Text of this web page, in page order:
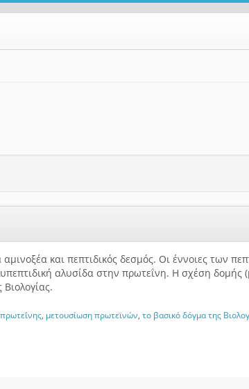
και πεπτιδικός δεσμός. Οι έννοιες των
αλυσίδα στην πρωτεΐνη. Η σχέση δομής
μετουσίωση πρωτεϊνών ,το βασικό δόγμα της